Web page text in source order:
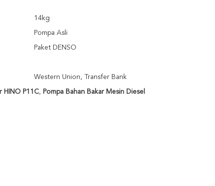
14kg
Pompa Asli
Paket DENSO
Western Union, Transfer Bank
HINO P11C, Pompa Bahan Bakar Mesin Diesel